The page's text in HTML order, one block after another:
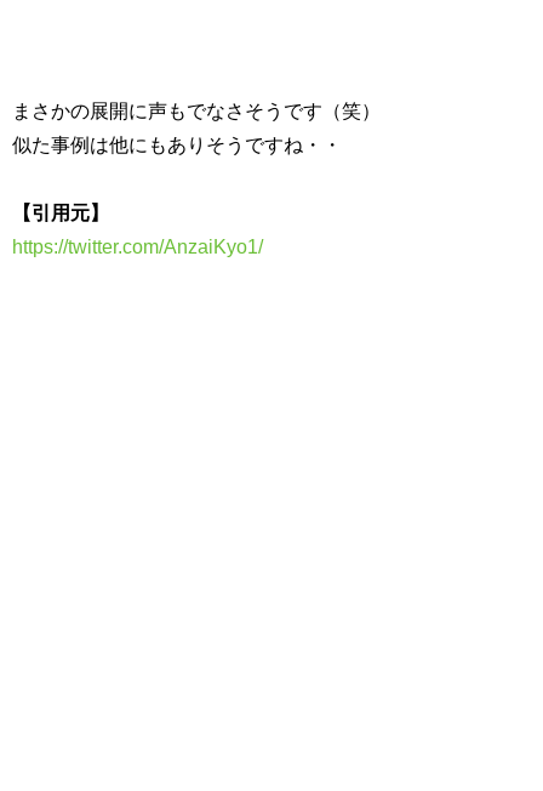
まさかの展開に声もでなさそうです（笑）
似た事例は他にもありそうですね・・
【引用元】
https://twitter.com/AnzaiKyo1/